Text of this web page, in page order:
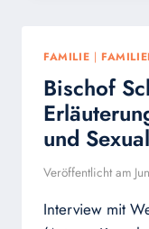
FAMILIE |
Bischof
und
Veröffentlicht am
Interview mit